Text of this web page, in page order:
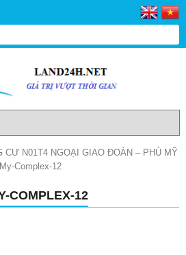
CƯ N01T4 NGOẠI GIAO ĐOÀN – PHÚ MỸ
Complex-12
COMPLEX-12